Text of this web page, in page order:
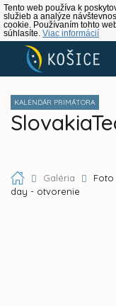
Tento web používa k
služieb a analýze
cookie. Používaním tohto
súhlasíte. Viac informácií
KALENDÁR PRIMÁTORA
Galéria Foto
day - otvorenie